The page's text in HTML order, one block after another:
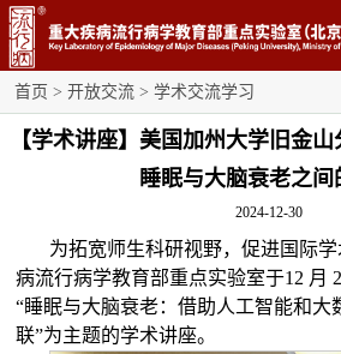
首页 > 开放交流 > 学术交流学习
【学术讲座】美国加州大学旧金
睡眠与大脑衰老之间
2024-12-30
为拓宽师生科研视野，促进国际
病流行病学教育部重点实验室于12 月
“睡眠与大脑衰老：借助人工智能和大
联”为主题的学术讲座。